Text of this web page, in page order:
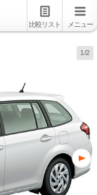
比較リスト メニュー
1/2